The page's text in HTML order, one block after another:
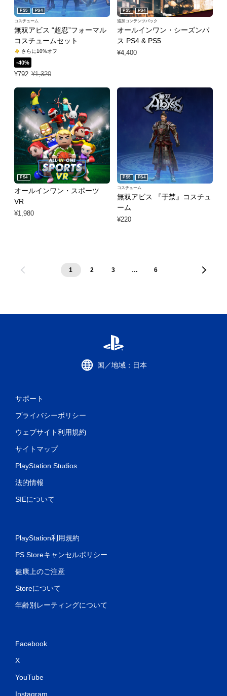
無双アビス “超忍”フォーマル
コスチュームセット
PS5 PS4
コスチューム
さらに10%オフ
-40%
¥792
特別価格 ¥792 通常価格 ¥1,320
¥1,320
オールインワン・シーズンパ
ス PS4 & PS5
PS5 PS4
追加コンテンツパック
¥4,400
オールインワン・スポーツ
VR
PS4
¥1,980
無双アビス 『于禁』コスチュ
ーム
PS5 PS4
コスチューム
¥220
1 2 3 … 6
国／地域：日本
サポート
プライバシーポリシー
ウェブサイト利用規約
サイトマップ
PlayStation Studios
法的情報
SIEについて
PlayStation利用規約
PS Storeキャンセルポリシー
健康上のご注意
Storeについて
年齢別レーティングについて
Facebook
X
YouTube
Instagram